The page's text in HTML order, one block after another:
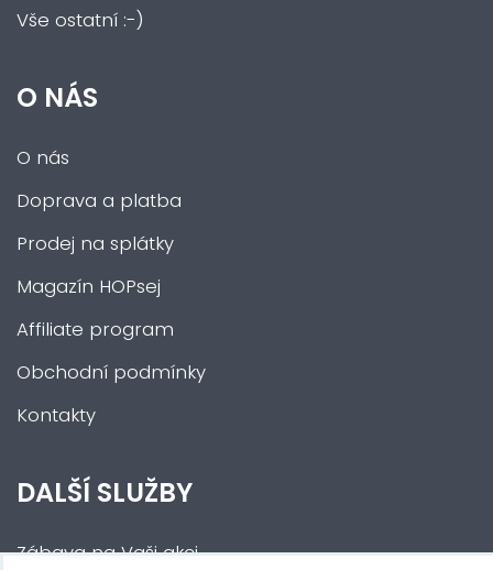
Vše ostatní :-)
O NÁS
O nás
Doprava a platba
Prodej na splátky
Magazín HOPsej
Affiliate program
Obchodní podmínky
Kontakty
DALŠÍ SLUŽBY
Zábava na Vaši akci